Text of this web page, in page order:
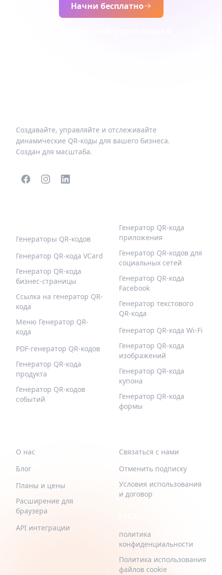
Начни бесплатно
Создавайте, управляйте и отслеживайте
динамические QR-коды для вашего бизнеса.
Создан для масштаба.
Генераторы QR-кодов
Генератор QR-кода VCard
Генератор QR-кода
бизнес-страницы
Ссылка на генератор QR-
кода
Меню Генератор QR-
кода
PDF-генератор QR-кодов
Генератор QR-кода
продукта
Генератор QR-кодов
событий
Генератор QR-кода
приложения
Генератор QR-кодов для
социальных сетей
Генератор QR-кода
Facebook
Генератор текстового
QR-кода
Генератор QR-кода Wi-Fi
Генератор QR-кода
изображений
Генератор QR-кода
купона
Генератор QR-кода
формы
О нас
Блог
Планы и цены
Расширение для
браузера
API интеграции
Связаться с нами
Отменить подписку
Условия использования
и договор
политика
конфиденциальности
Политика использования
файлов cookie